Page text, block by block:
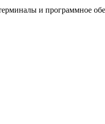
и программное